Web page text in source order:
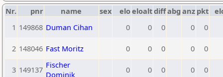
Nr. pnr name sex eloeloaltdiffabg anz pkt
1 149868 Duman Cihan 0 0 0 0 0
2 148046 Fast Moritz 0 0 0 0 0
3 149137 Fischer
Dominik
0 0 0 0 0